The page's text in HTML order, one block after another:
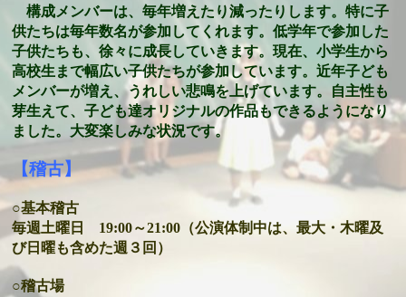
構成メンバーは、毎年増えたり減ったりします。特に子
供たちは毎年数名が参加してくれます。低学年で参加した
子供たちも、徐々に成長していきます。現在、小学生から
高校生まで幅広い子供たちが参加しています。近年子ども
メンバーが増え、うれしい悲鳴を上げています。自主性も
芽生えて、子ども達オリジナルの作品もできるようになり
ました。大変楽しみな状況です。
【稽古】
○基本稽古
毎週土曜日 19:00～21:00（公演体制中は、最大・木曜及
び日曜も含めた週３回）
○稽古場